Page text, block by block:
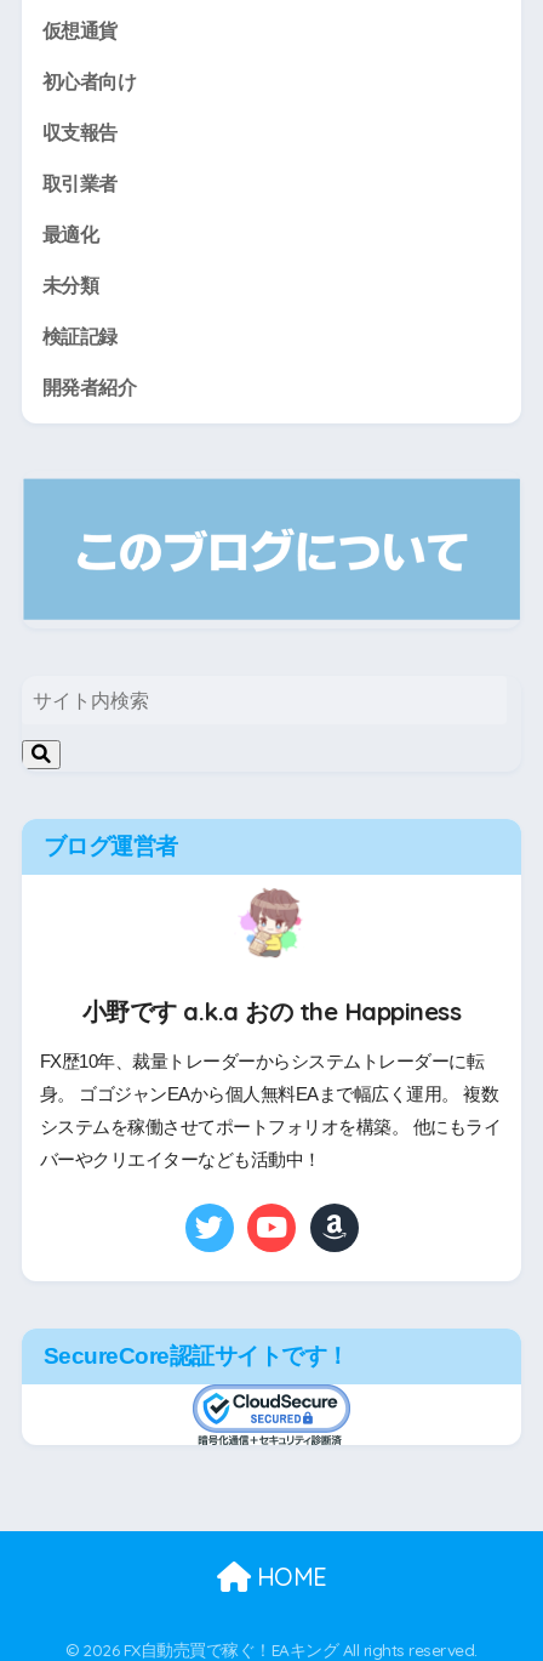
仮想通貨
初心者向け
収支報告
取引業者
最適化
未分類
検証記録
開発者紹介
ブログ運営者
小野です a.k.a おの the Happiness
FX歴10年、裁量トレーダーからシステムトレーダーに転
身。 ゴゴジャンEAから個人無料EAまで幅広く運用。 複数
システムを稼働させてポートフォリオを構築。 他にもライ
バーやクリエイターなども活動中！
SecureCore認証サイトです！
HOME
© 2026 FX自動売買で稼ぐ！EAキング All rights reserved.